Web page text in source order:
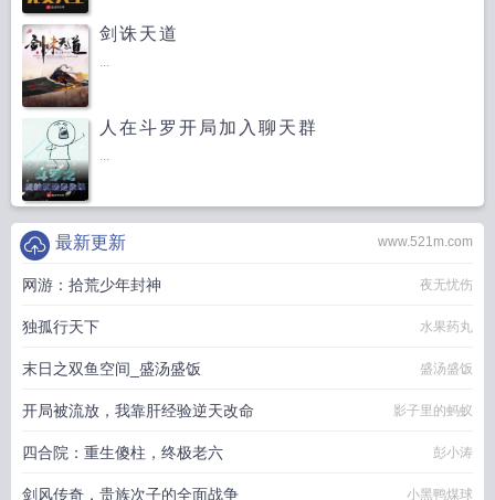
剑诛天道
...
人在斗罗开局加入聊天群
...
www.521m.com
最新更新
网游：拾荒少年封神 夜无忧伤
独孤行天下 水果药丸
末日之双鱼空间_盛汤盛饭 盛汤盛饭
开局被流放，我靠肝经验逆天改命 影子里的蚂蚁
四合院：重生傻柱，终极老六 彭小涛
剑风传奇，贵族次子的全面战争 小黑鸭煤球